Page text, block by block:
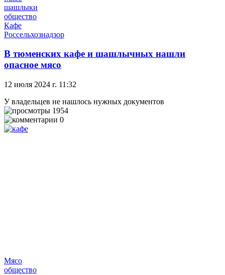
шашлыки
общество
Кафе
Россельхознадзор
В тюменских кафе и шашлычных нашли
опасное мясо
12 июля 2024 г. 11:32
У владельцев не нашлось нужных документов
1954
0
Мясо
общество